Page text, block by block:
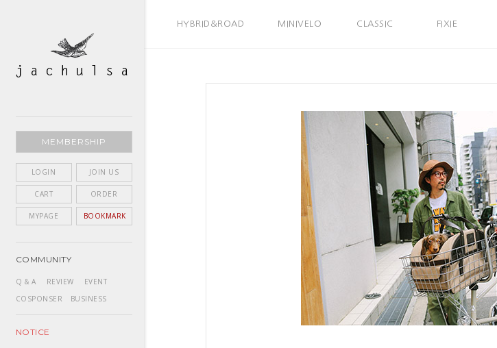
HYBRID&ROAD MINIVELO CLASSIC FIXIE
MEMBERSHIP
LOGIN JOIN US
CART ORDER
MYPAGE BOOKMARK
COMMUNITY
Q & A REVIEW
EVENT
COSPONSER
BUSINESS
NOTICE